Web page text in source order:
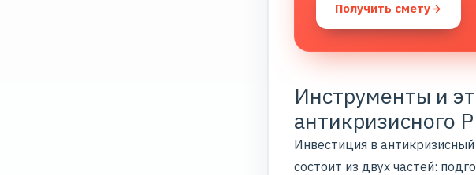
Получить смету
Инструменты и
антикризисного
Инвестиция в
состоит из двух частей: